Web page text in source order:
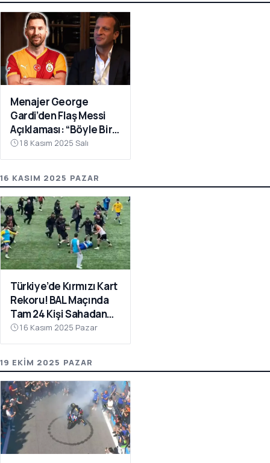
Menajer George
Gardi’den Flaş Messi
Açıklaması: “Böyle Bir
Fırsat Olursa,
Galatasaray İçin
18 Kasım 2025 Salı
16 KASIM 2025 PAZAR
Türkiye’de Kırmızı Kart
Rekoru! BAL Maçında
Tam 24 Kişi Sahadan
Atıldı
16 Kasım 2025 Pazar
19 EKIM 2025 PAZAR